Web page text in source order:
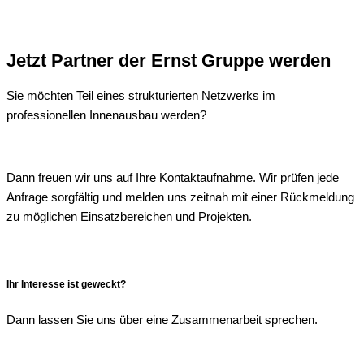
Jetzt Partner der Ernst Gruppe werden
Sie möchten Teil eines strukturierten Netzwerks im
professionellen Innenausbau werden?
Dann freuen wir uns auf Ihre Kontaktaufnahme. Wir prüfen jede
Anfrage sorgfältig und melden uns zeitnah mit einer Rückmeldung
zu möglichen Einsatzbereichen und Projekten.
Ihr Interesse ist geweckt?
Dann lassen Sie uns über eine Zusammenarbeit sprechen.